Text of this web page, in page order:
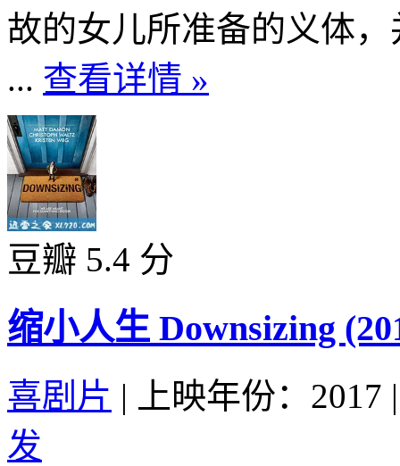
故的女儿所准备的义体
... 查看详情 »
豆瓣 5.4 分
缩小人生 Downsizing
喜剧片 | 上映年份：2017 |
发